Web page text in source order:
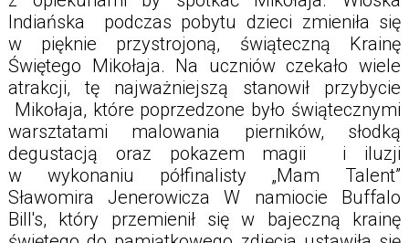
Indiańska podczas pobytu dzieci zmieniła się
w pięknie przystrojoną, świąteczną Krainę
Świętego Mikołaja. Na uczniów czekało wiele
atrakcji, tę najważniejszą stanowił przybycie
Mikołaja, które poprzedzone było świątecznymi
warsztatami malowania pierników, słodką
degustacją oraz pokazem magii i iluzji
w wykonaniu półfinalisty „Mam Talent”
Sławomira Jenerowicza W namiocie Buffalo
Bill's, który przemienił się w bajeczną krainę